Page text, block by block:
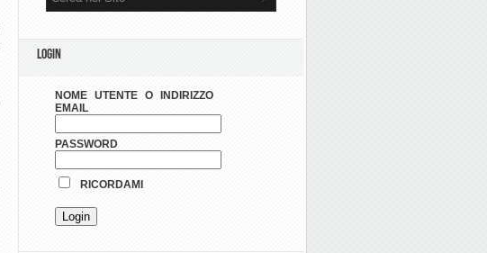
LOGIN
NOME UTENTE O INDIRIZZO
EMAIL
PASSWORD
RICORDAMI